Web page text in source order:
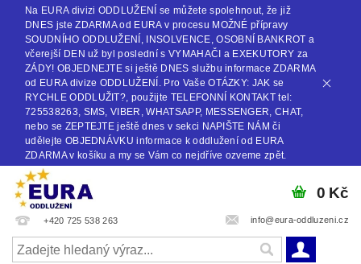
Na EURA divizi ODDLUŽENÍ se můžete spolehnout, že již
DNES jste ZDARMA od EURA v procesu MOŽNÉ přípravy
SOUDNÍHO ODDLUŽENÍ, INSOLVENCE, OSOBNÍ BANKROT a
včerejší DEN už byl poslední s VYMAHAČI a EXEKUTORY za
ZÁDY! OBJEDNEJTE si ještě DNES službu informace ZDARMA
od EURA divize ODDLUŽENÍ. Pro Vaše OTÁZKY: JAK se
RYCHLE ODDLUŽIT?, použijte TELEFONNÍ KONTAKT tel:
725538263, SMS, VIBER, WHATSAPP, MESSENGER, CHAT,
nebo se ZEPTEJTE ještě dnes v sekci NAPIŠTE NÁM či
udělejte OBJEDNÁVKU informace k oddlužení od EURA
ZDARMA v košíku a my se Vám co nejdříve ozveme zpět.
+420 725 538 263 info@eura-oddluzeni.cz
0 Kč